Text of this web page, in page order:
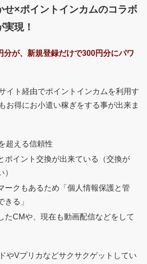
せ×ポイントインカムのコラボ
現！
分が、新規登録だけで300円分にパワ
イト経由でポイントインカムを利用す
お得にお小遣い稼ぎをする事が出来ま
超える信頼性
ポイント交換が出来ている（交換が
ークもあるため「個人情報保護と管
きる」
たCMや、現在も動画配信などをして
やVプリカなどサクサクゲットしてい